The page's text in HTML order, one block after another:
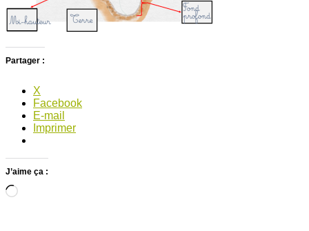
Partager :
X
Facebook
E-mail
Imprimer
J’aime ça :
Chargement…